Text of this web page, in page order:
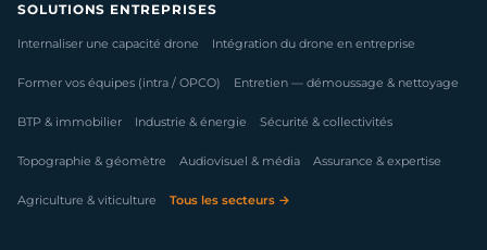
SOLUTIONS ENTREPRISES
Internaliser une capacité drone Intégration du drone en entreprise
Former vos équipes (intra / OPCO) Entretien — démoussage & nettoyage
BTP & immobilier Industrie & énergie Sécurité & collectivités
Topographie & géomètre Audiovisuel & média Assurance & expertise
Agriculture & viticulture Tous les secteurs →